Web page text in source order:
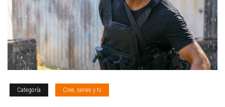
Categoría Cine, series y tv